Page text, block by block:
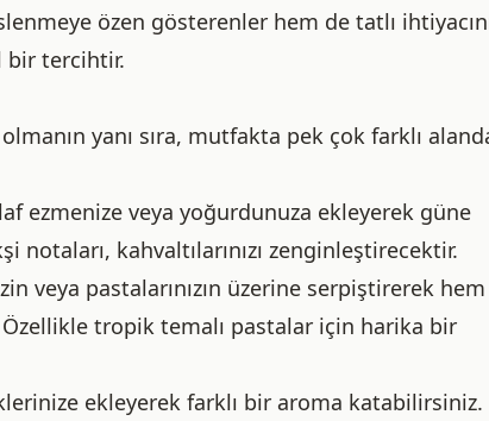
özen gösterenler hem de tatlı
bir tercihtir.
yanı sıra, mutfakta pek çok farklı
ezmenize veya yoğurdunuza ekleyerek güne
notaları, kahvaltılarınızı zenginleştirecektir.
veya pastalarınızın üzerine serpiştirerek hem
tropik temalı pastalar için harika bir
ekleyerek farklı bir aroma katabilirsiniz.